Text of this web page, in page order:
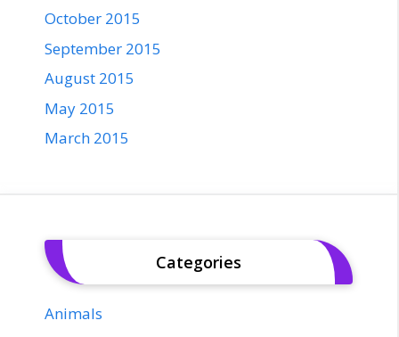
October 2015
September 2015
August 2015
May 2015
March 2015
Categories
Animals